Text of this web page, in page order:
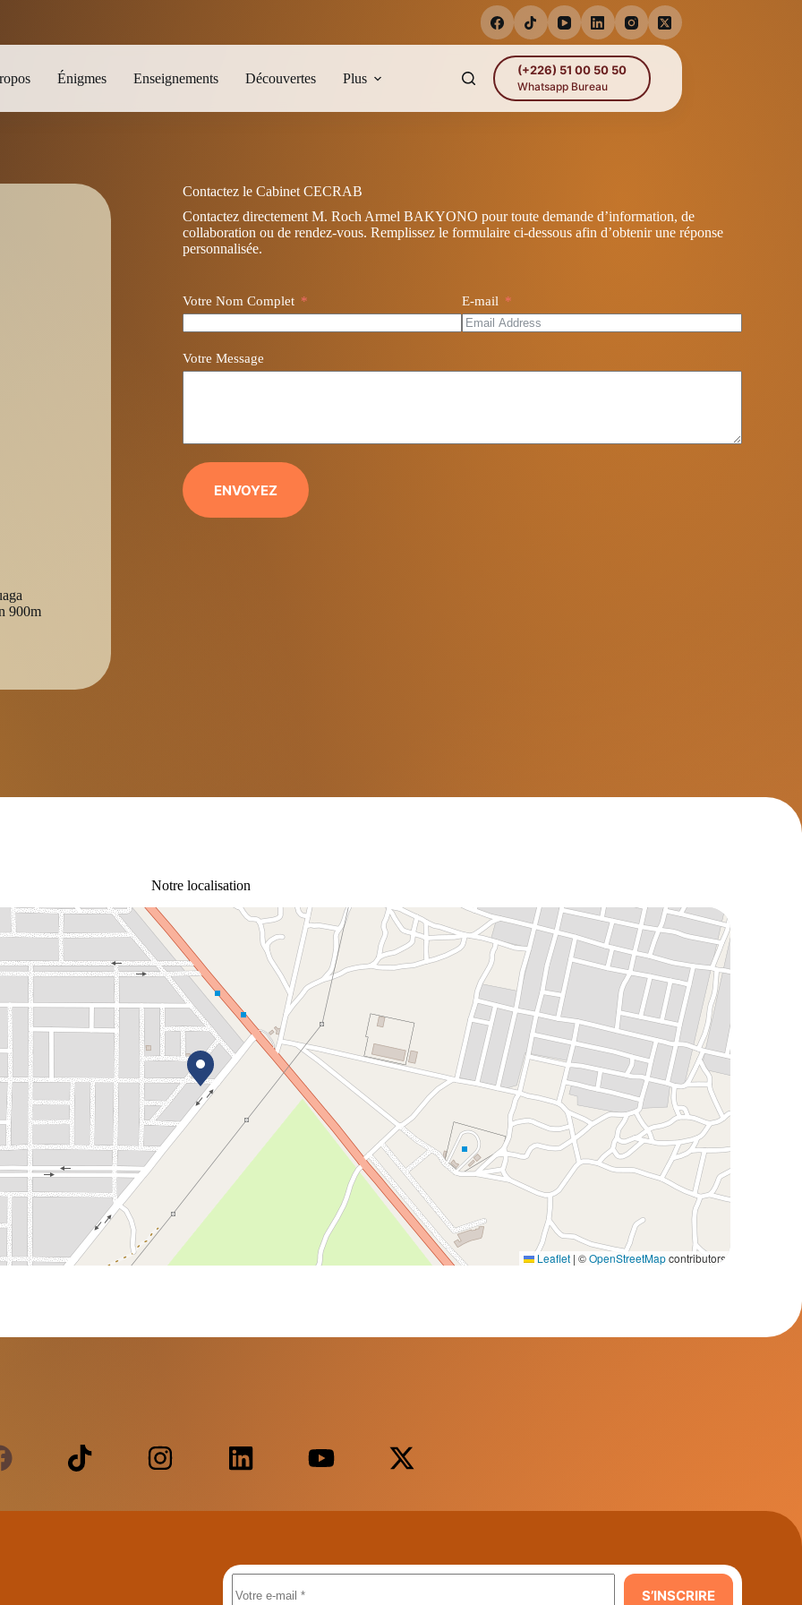
Énigmes Enseignements Découvertes Plus
(+226) 51 00 50 50
Whatsapp Bureau
900m
Contactez le Cabinet CECRAB
Contactez directement M. Roch Armel BAKYONO pour toute demande d’information, de
collaboration ou de rendez‑vous. Remplissez le formulaire ci‑dessous afin d’obtenir une réponse
personnalisée.
Votre Nom Complet E-mail
Votre Message
ENVOYEZ
Notre localisation
Leaflet | ©OpenStreetMapcontributors
S’INSCRIRE